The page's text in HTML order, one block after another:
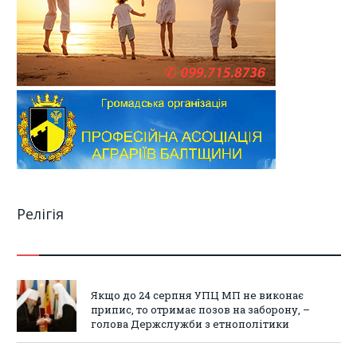
Релігія
Якщо до 24 серпня УПЦ МП не виконає
припис, то отримає позов на заборону, –
голова Держслужби з етнополітики